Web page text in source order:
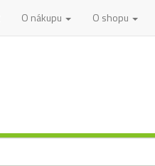
O nákupu O shopu